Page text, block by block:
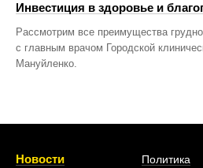
Инвестиция в здоровье и
Рассмотрим все преимущества
с главным врачом Городской
Мануйленко.
Новости
Политика